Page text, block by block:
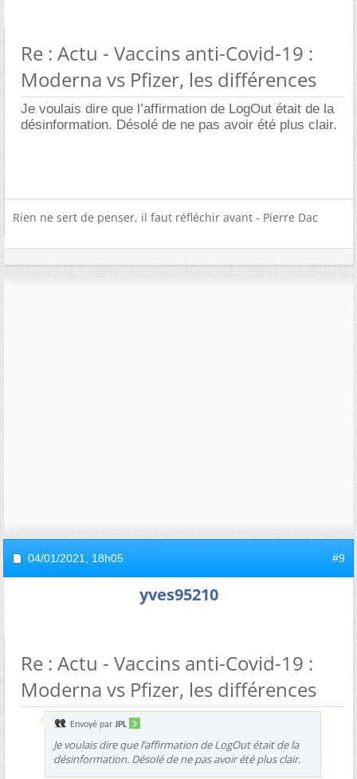
Re : Actu - Vaccins anti-Covid-19 :
Moderna vs Pfizer, les différences
Je voulais dire que l’affirmation de LogOut était de la
désinformation. Désolé de ne pas avoir été plus clair.
Rien ne sert de penser, il faut réfléchir avant - Pierre Dac
04/01/2021, 18h05 #9
yves95210
Re : Actu - Vaccins anti-Covid-19 :
Moderna vs Pfizer, les différences
Envoyé par JPL
Je voulais dire que l’affirmation de LogOut était de la
désinformation. Désolé de ne pas avoir été plus clair.